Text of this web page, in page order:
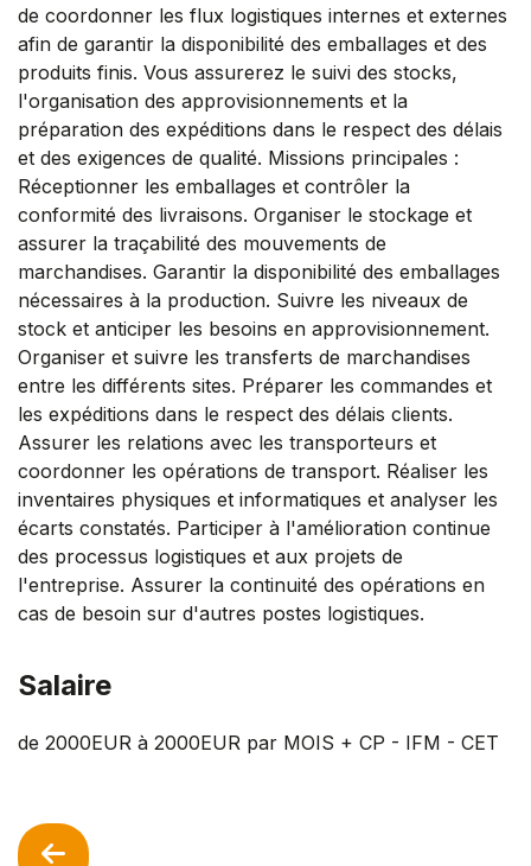
de coordonner les flux logistiques internes et externes
afin de garantir la disponibilité des emballages et des
produits finis. Vous assurerez le suivi des stocks,
l'organisation des approvisionnements et la
préparation des expéditions dans le respect des délais
et des exigences de qualité. Missions principales :
Réceptionner les emballages et contrôler la
conformité des livraisons. Organiser le stockage et
assurer la traçabilité des mouvements de
marchandises. Garantir la disponibilité des emballages
nécessaires à la production. Suivre les niveaux de
stock et anticiper les besoins en approvisionnement.
Organiser et suivre les transferts de marchandises
entre les différents sites. Préparer les commandes et
les expéditions dans le respect des délais clients.
Assurer les relations avec les transporteurs et
coordonner les opérations de transport. Réaliser les
inventaires physiques et informatiques et analyser les
écarts constatés. Participer à l'amélioration continue
des processus logistiques et aux projets de
l'entreprise. Assurer la continuité des opérations en
cas de besoin sur d'autres postes logistiques.
Salaire
de 2000EUR à 2000EUR par MOIS + CP - IFM - CET